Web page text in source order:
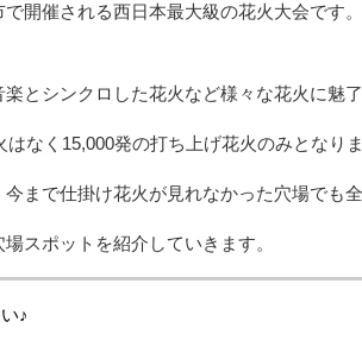
開催される西日本最大級の花火大会です
とシンクロした花火など様々な花火に魅了
なく15,000発の打ち上げ花火のみとなりま
まで仕掛け花火が見れなかった穴場でも
スポットを紹介していきます。
♪